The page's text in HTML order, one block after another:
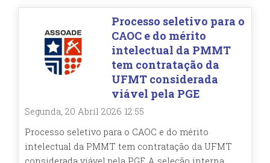
Processo seletivo para o
CAOC e do mérito
intelectual da PMMT
tem contratação da
UFMT considerada
viável pela PGE
Segunda, 20 Abril 2026 12:55
Processo seletivo para o CAOC e do mérito
intelectual da PMMT tem contratação da UFMT